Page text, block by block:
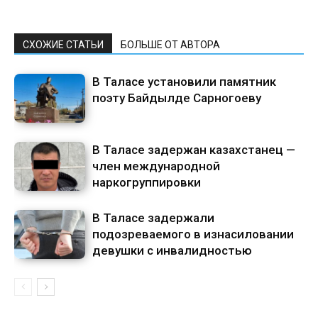
СХОЖИЕ СТАТЬИ БОЛЬШЕ ОТ АВТОРА
В Таласе установили памятник
поэту Байдылде Сарногоеву
В Таласе задержан казахстанец —
член международной
наркогруппировки
В Таласе задержали
подозреваемого в изнасиловании
девушки с инвалидностью